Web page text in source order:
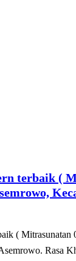
terbaik (
( Mitrasunatan
Rasa